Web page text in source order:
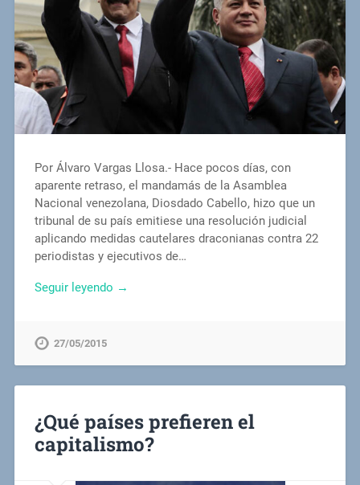
Por Álvaro Vargas Llosa.- Hace pocos días, con
aparente retraso, el mandamás de la Asamblea
Nacional venezolana, Diosdado Cabello, hizo que un
tribunal de su país emitiese una resolución judicial
aplicando medidas cautelares draconianas contra 22
periodistas y ejecutivos de…
Seguir leyendo →
27/05/2015
¿Qué países prefieren el
capitalismo?